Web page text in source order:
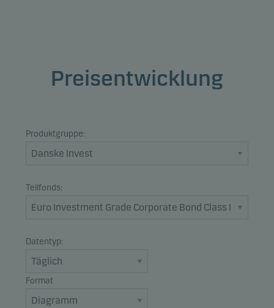
Preisentwicklung
Produktgruppe:
Teilfonds:
Datentyp:
Format